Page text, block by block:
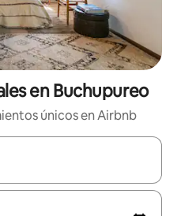
en Buchupureo
únicos en Airbnb
disponibles, navega con las